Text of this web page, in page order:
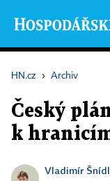
HN.cz › Archiv
Český
k
Vladimír Šnídl